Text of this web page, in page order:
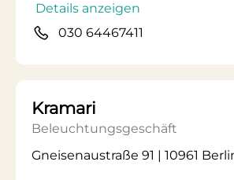
Details anzeigen
030 64467411
Kramari
Beleuchtungsgeschäft
Gneisenaustraße 91 | 10961